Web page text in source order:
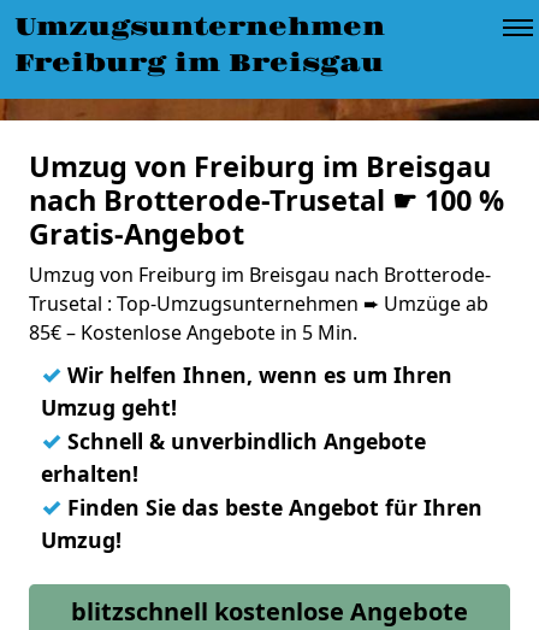
Umzugsunternehmen
Freiburg im Breisgau
Umzug von Freiburg im Breisgau
nach Brotterode-Trusetal ☛ 100 %
Gratis-Angebot
Umzug von Freiburg im Breisgau nach Brotterode-
Trusetal : Top-Umzugsunternehmen ➨ Umzüge ab
85€ – Kostenlose Angebote in 5 Min.
✓ Wir helfen Ihnen, wenn es um Ihren
Umzug geht!
✓ Schnell & unverbindlich Angebote
erhalten!
✓ Finden Sie das beste Angebot für Ihren
Umzug!
blitzschnell kostenlose Angebote